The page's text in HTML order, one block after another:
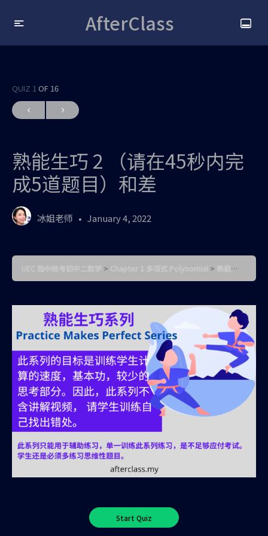
AfterClass
QUIZ 1OF 16
熟能生巧 2 （请在45秒内完
成5道题目）和差
冰姐老师 January 4, 2022